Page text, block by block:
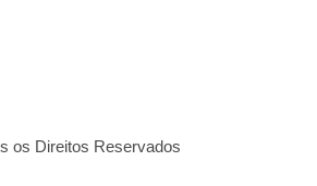
os Direitos Reservados